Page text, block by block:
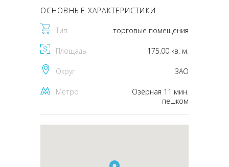
ОСНОВНЫЕ ХАРАКТЕРИСТИКИ
Тип торговые помещения
Площадь 175.00 кв. м.
Округ ЗАО
Метро
Озёрная 11 мин.
пешком